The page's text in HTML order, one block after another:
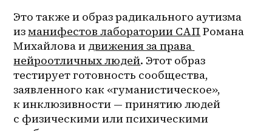
Это также и образ радикального аутизма
из манифестов лаборатории САП Романа
Михайлова и движения за права
нейроотличных людей. Этот образ
тестирует готовность сообщества,
заявленного как «гуманистическое»,
к инклюзивности — принятию людей
с физическими или психическими